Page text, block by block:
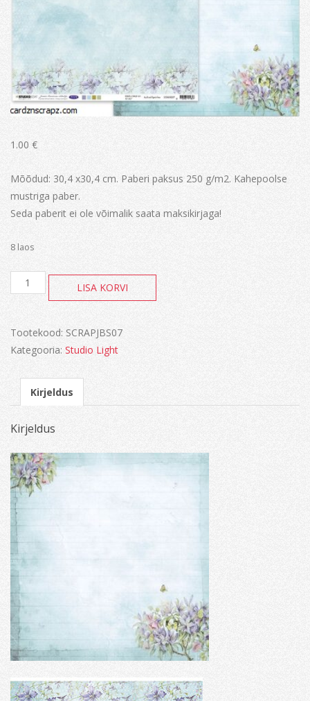
1.00 €
Mõõdud: 30,4 x30,4 cm. Paberi paksus 250 g/m2. Kahepoolse
mustriga paber.
Seda paberit ei ole võimalik saata maksikirjaga!
8 laos
Janneke
Brinkman
LISA KORVI
Tootekood: SCRAPJBS07
Kategooria: Studio Light
Kirjeldus
Kirjeldus